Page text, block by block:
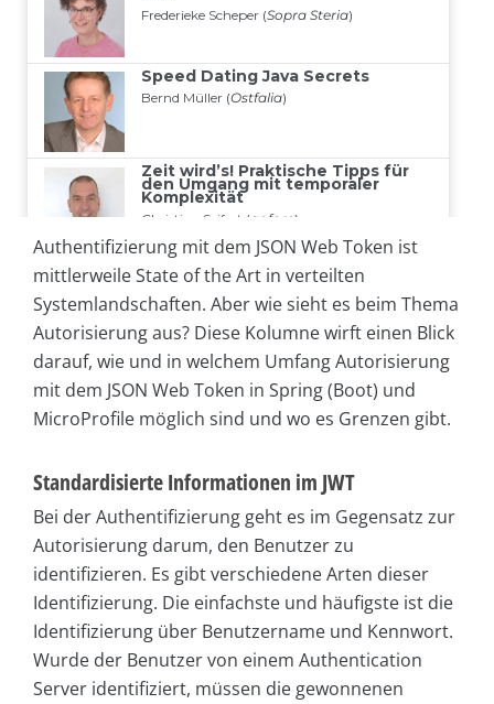
Authentifizierung mit dem JSON Web Token ist
mittlerweile State of the Art in verteilten
Systemlandschaften. Aber wie sieht es beim Thema
Autorisierung aus? Diese Kolumne wirft einen Blick
darauf, wie und in welchem Umfang Autorisierung
mit dem JSON Web Token in Spring (Boot) und
MicroProfile möglich sind und wo es Grenzen gibt.
Standardisierte Informationen im JWT
Bei der Authentifizierung geht es im Gegensatz zur
Autorisierung darum, den Benutzer zu
identifizieren. Es gibt verschiedene Arten dieser
Identifizierung. Die einfachste und häufigste ist die
Identifizierung über Benutzername und Kennwort.
Wurde der Benutzer von einem Authentication
Server identifiziert, müssen die gewonnenen